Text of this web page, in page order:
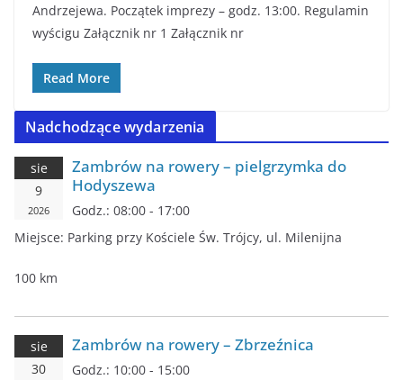
Andrzejewa. Początek imprezy – godz. 13:00. Regulamin
wyścigu Załącznik nr 1 Załącznik nr
Read More
Nadchodzące wydarzenia
sie
9
2026
Zambrów na rowery – pielgrzymka do
Hodyszewa
Godz.: 08:00 - 17:00
Miejsce: Parking przy Kościele Św. Trójcy, ul. Milenijna
100 km
sie
30
Zambrów na rowery – Zbrzeźnica
Godz.: 10:00 - 15:00